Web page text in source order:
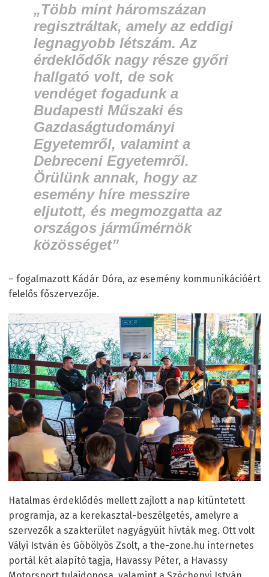
„Több mint háromszázan
regisztráltak, amely az eddigi
legnagyobb létszám. Az
érdeklődők nagy része győri
hallgató volt, de sok
vendéget fogadunk a
Budapesti Műszaki és
Gazdaságtudományi
Egyetemről, valamint a
Debreceni Egyetemről.
Örülünk annak, hogy az
esemény híre messzire
eljutott, és megmozgatta az
országos járműmérnök
közösséget”
– fogalmazott Kádár Dóra, az esemény kommunikációért
felelős főszervezője.
Hatalmas érdeklődés mellett zajlott a nap kitüntetett
programja, az a kerekasztal-beszélgetés, amelyre a
szervezők a szakterület nagyágyúit hívták meg. Ott volt
Vályi István és Göbölyös Zsolt, a the-zone.hu internetes
portál két alapító tagja, Havassy Péter, a Havassy